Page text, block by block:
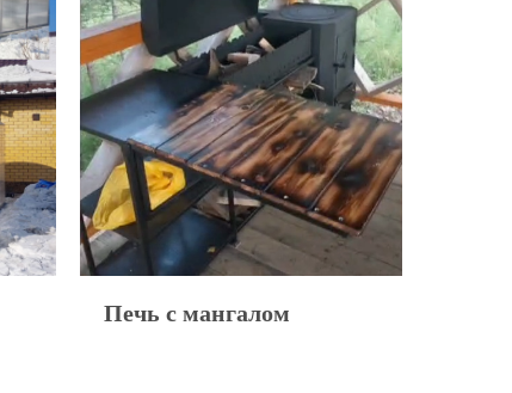
Печь с мангалом